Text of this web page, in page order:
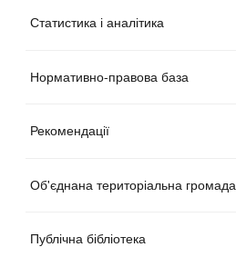
Статистика і аналітика
Нормативно-правова база
Рекомендації
Об'єднана територіальна громада
Публічна бібліотека